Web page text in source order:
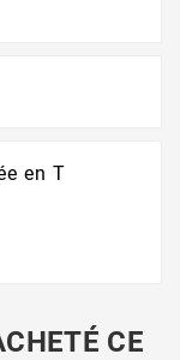
en T
CE